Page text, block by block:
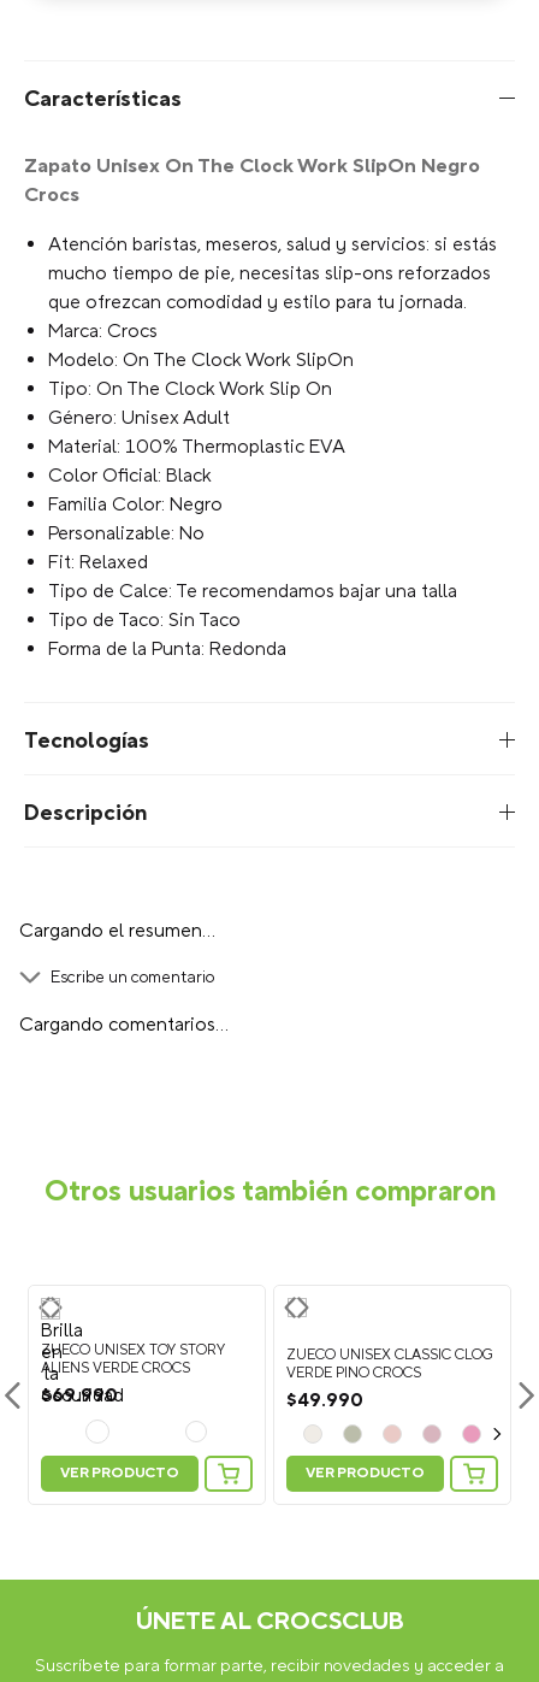
Características
Zapato Unisex On The Clock Work SlipOn Negro
Crocs
Atención baristas, meseros, salud y servicios: si estás
mucho tiempo de pie, necesitas slip-ons reforzados
que ofrezcan comodidad y estilo para tu jornada.
Marca: Crocs
Modelo: On The Clock Work SlipOn
Tipo: On The Clock Work Slip On
Género: Unisex Adult
Material: 100% Thermoplastic EVA
Color Oficial: Black
Familia Color: Negro
Personalizable: No
Fit: Relaxed
Tipo de Calce: Te recomendamos bajar una talla
Tipo de Taco: Sin Taco
Forma de la Punta: Redonda
Tecnologías
Descripción
Cargando el resumen…
Escribe un comentario
Tu nombre
Dirección de email
Cargando comentarios…
Otros usuarios también compraron
ZUECO UNISEX TOY STORY
ALIENS VERDE CROCS
$69.990
VER PRODUCTO
ZUECO UNISEX CLASSIC CLOG
VERDE PINO CROCS
$49.990
VER PRODUCTO
ÚNETE AL CROCSCLUB
Suscríbete para formar parte, recibir novedades y acceder a